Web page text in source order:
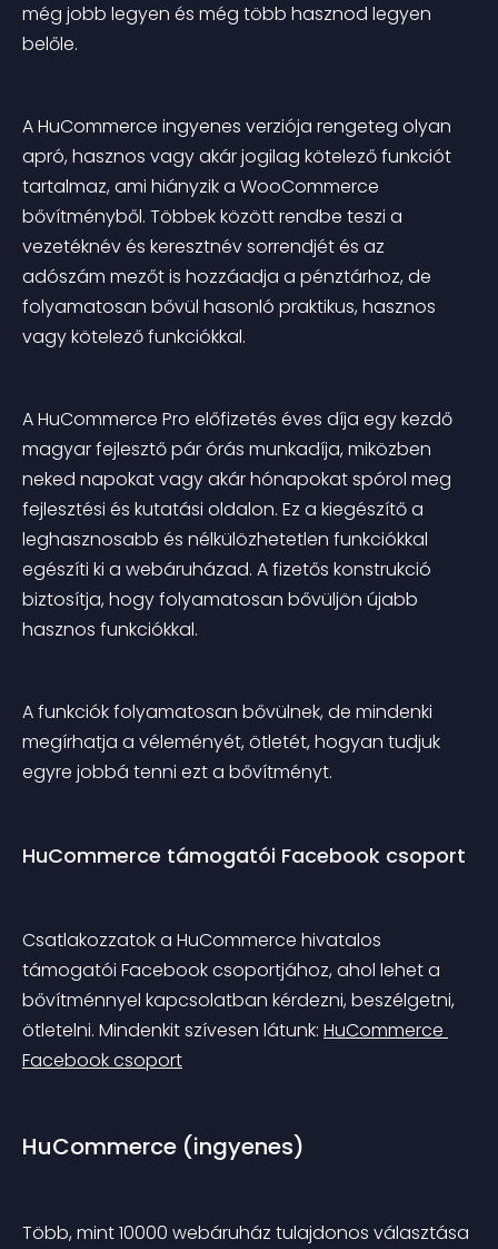
még jobb legyen és még több hasznod legyen
belőle.
A HuCommerce ingyenes verziója rengeteg olyan
apró, hasznos vagy akár jogilag kötelező funkciót
tartalmaz, ami hiányzik a WooCommerce
bővítményből. Többek között rendbe teszi a
vezetéknév és keresztnév sorrendjét és az
adószám mezőt is hozzáadja a pénztárhoz, de
folyamatosan bővül hasonló praktikus, hasznos
vagy kötelező funkciókkal.
A HuCommerce Pro előfizetés éves díja egy kezdő
magyar fejlesztő pár órás munkadíja, miközben
neked napokat vagy akár hónapokat spórol meg
fejlesztési és kutatási oldalon. Ez a kiegészítő a
leghasznosabb és nélkülözhetetlen funkciókkal
egészíti ki a webáruházad. A fizetős konstrukció
biztosítja, hogy folyamatosan bővüljön újabb
hasznos funkciókkal.
A funkciók folyamatosan bővülnek, de mindenki
megírhatja a véleményét, ötletét, hogyan tudjuk
egyre jobbá tenni ezt a bővítményt.
HuCommerce támogatói Facebook csoport
Csatlakozzatok a HuCommerce hivatalos
támogatói Facebook csoportjához, ahol lehet a
bővítménnyel kapcsolatban kérdezni, beszélgetni,
ötletelni. Mindenkit szívesen látunk: HuCommerce
Facebook csoport
HuCommerce (ingyenes)
Több, mint 10000 webáruház tulajdonos választása